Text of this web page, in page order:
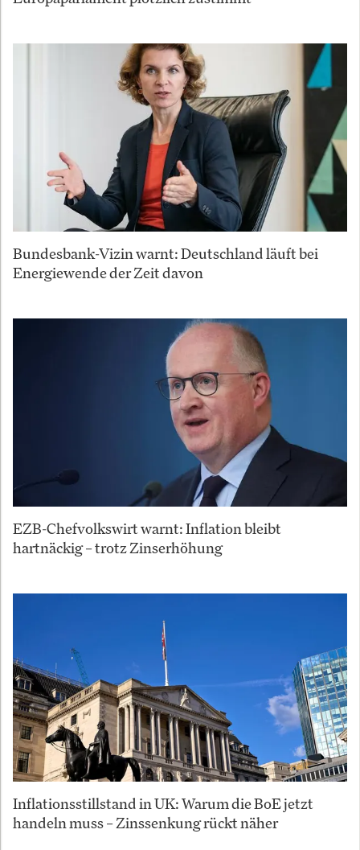
Bundesbank-Vizin warnt: Deutschland läuft bei
Energiewende der Zeit davon
EZB-Chefvolkswirt warnt: Inflation bleibt
hartnäckig – trotz Zinserhöhung
Inflationsstillstand in UK: Warum die BoE jetzt
handeln muss – Zinssenkung rückt näher